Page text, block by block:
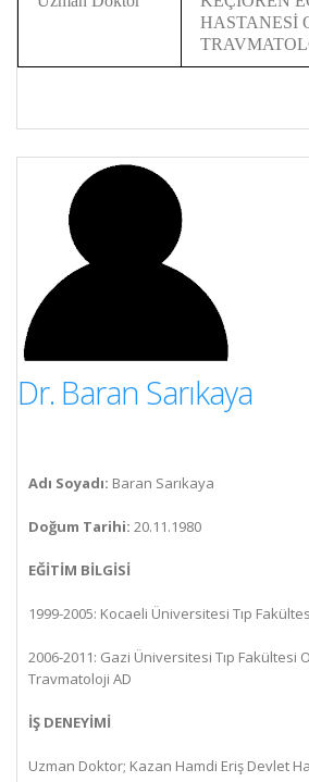
HASTANESİ
Dr. Baran Sarıkaya
Adı Soyadı: Baran Sarıkaya
Doğum Tarihi: 20.11.1980
EĞİTİM BİLGİSİ
1999-2005: Kocaeli Üniversitesi Tıp
2006-2011: Gazi Üniversitesi Tıp Fakültesi
Travmatoloji AD
İŞ DENEYİMİ
Uzman Doktor; Kazan Hamdi Eriş Devlet